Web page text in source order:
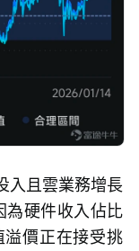
入且雲業務增長
為硬件收入佔比
價正在接受挑